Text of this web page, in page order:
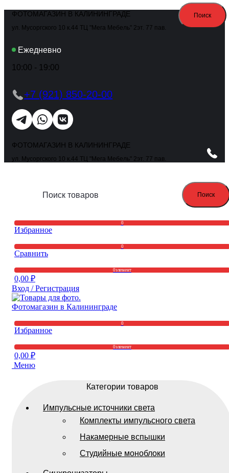
ФОТОМАГАЗИН В КАЛИНИНГРАДЕ
ул. Мусоргского 10 к.44 ТЦ "Мега Мебель" 2эт. 77 пав.
Ежедневно
10:00 - 19:00
+7 (921) 850-20-00
ФОТОМАГАЗИН В КАЛИНИНГРАДЕ
ул. Мусоргского 10 к.44 ТЦ "Мега Мебель" 2эт. 77 пав.
Поиск
0
Избранное
0
Сравнить
0элемент
0,00 ₽
Вход / Регистрация
0
Избранное
0элемент
0,00 ₽
Меню
Категории товаров
Импульсные источники света
Комплекты импульсного света
Накамерные вспышки
Студийные моноблоки
Поиск